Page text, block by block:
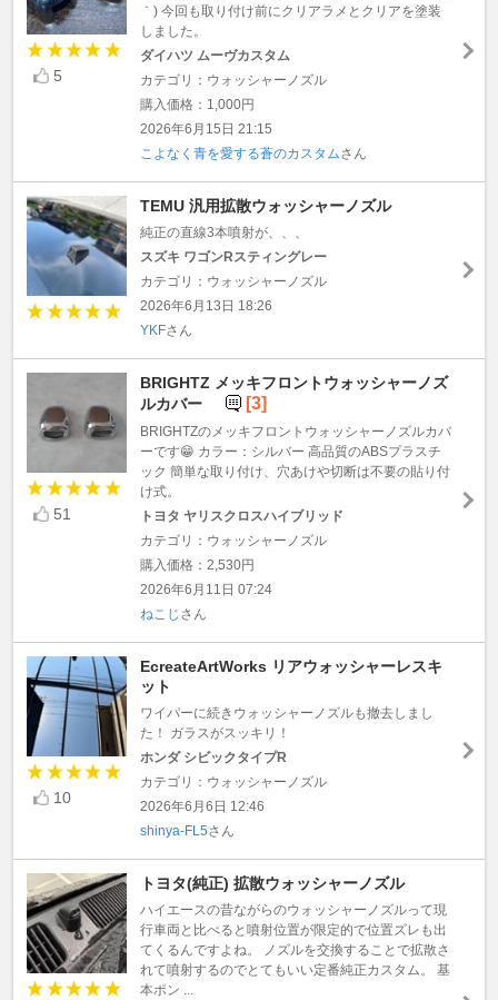
5
｀) 今回も取り付け前にクリアラメとクリアを塗装
しました。
ダイハツ ムーヴカスタム
カテゴリ：ウォッシャーノズル
購入価格：1,000円
2026年6月15日 21:15
こよなく青を愛する蒼のカスタムさん
TEMU 汎用拡散ウォッシャーノズル
純正の直線3本噴射が、、、
スズキ ワゴンRスティングレー
カテゴリ：ウォッシャーノズル
2026年6月13日 18:26
YKFさん
51
BRIGHTZ メッキフロントウォッシャーノズ
ルカバー
[3]
BRIGHTZのメッキフロントウォッシャーノズルカバ
ーです😁 カラー：シルバー 高品質のABSプラスチ
ック 簡単な取り付け、穴あけや切断は不要の貼り付
け式。
トヨタ ヤリスクロスハイブリッド
カテゴリ：ウォッシャーノズル
購入価格：2,530円
2026年6月11日 07:24
ねこじ さん
10
EcreateArtWorks リアウォッシャーレスキ
ット
ワイパーに続きウォッシャーノズルも撤去しまし
た！ ガラスがスッキリ！
ホンダ シビックタイプR
カテゴリ：ウォッシャーノズル
2026年6月6日 12:46
shinya-FL5さん
トヨタ(純正) 拡散ウォッシャーノズル
ハイエースの昔ながらのウォッシャーノズルって現
行車両と比べると噴射位置が限定的で位置ズレも出
てくるんですよね。 ノズルを交換することで拡散さ
れて噴射するのでとてもいい定番純正カスタム。 基
本ポン ...